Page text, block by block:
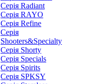
Серія Radiant
Серія RAYO
Серія Refine
Серія
Shooters&Specialty
Серія Shorty
Серія Specials
Серія Spirits
Серія SPKSY